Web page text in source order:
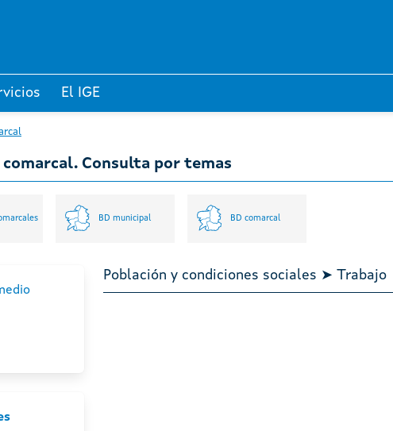
El IGE
Consulta por temas
BD municipal BD comarcal
Población y condiciones sociales ➤ Trabajo